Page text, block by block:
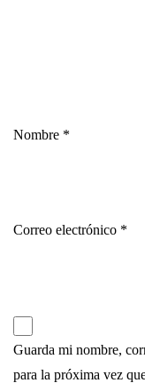
Nombre *
Correo electrónico *
Guarda mi nombre,
para la próxima vez